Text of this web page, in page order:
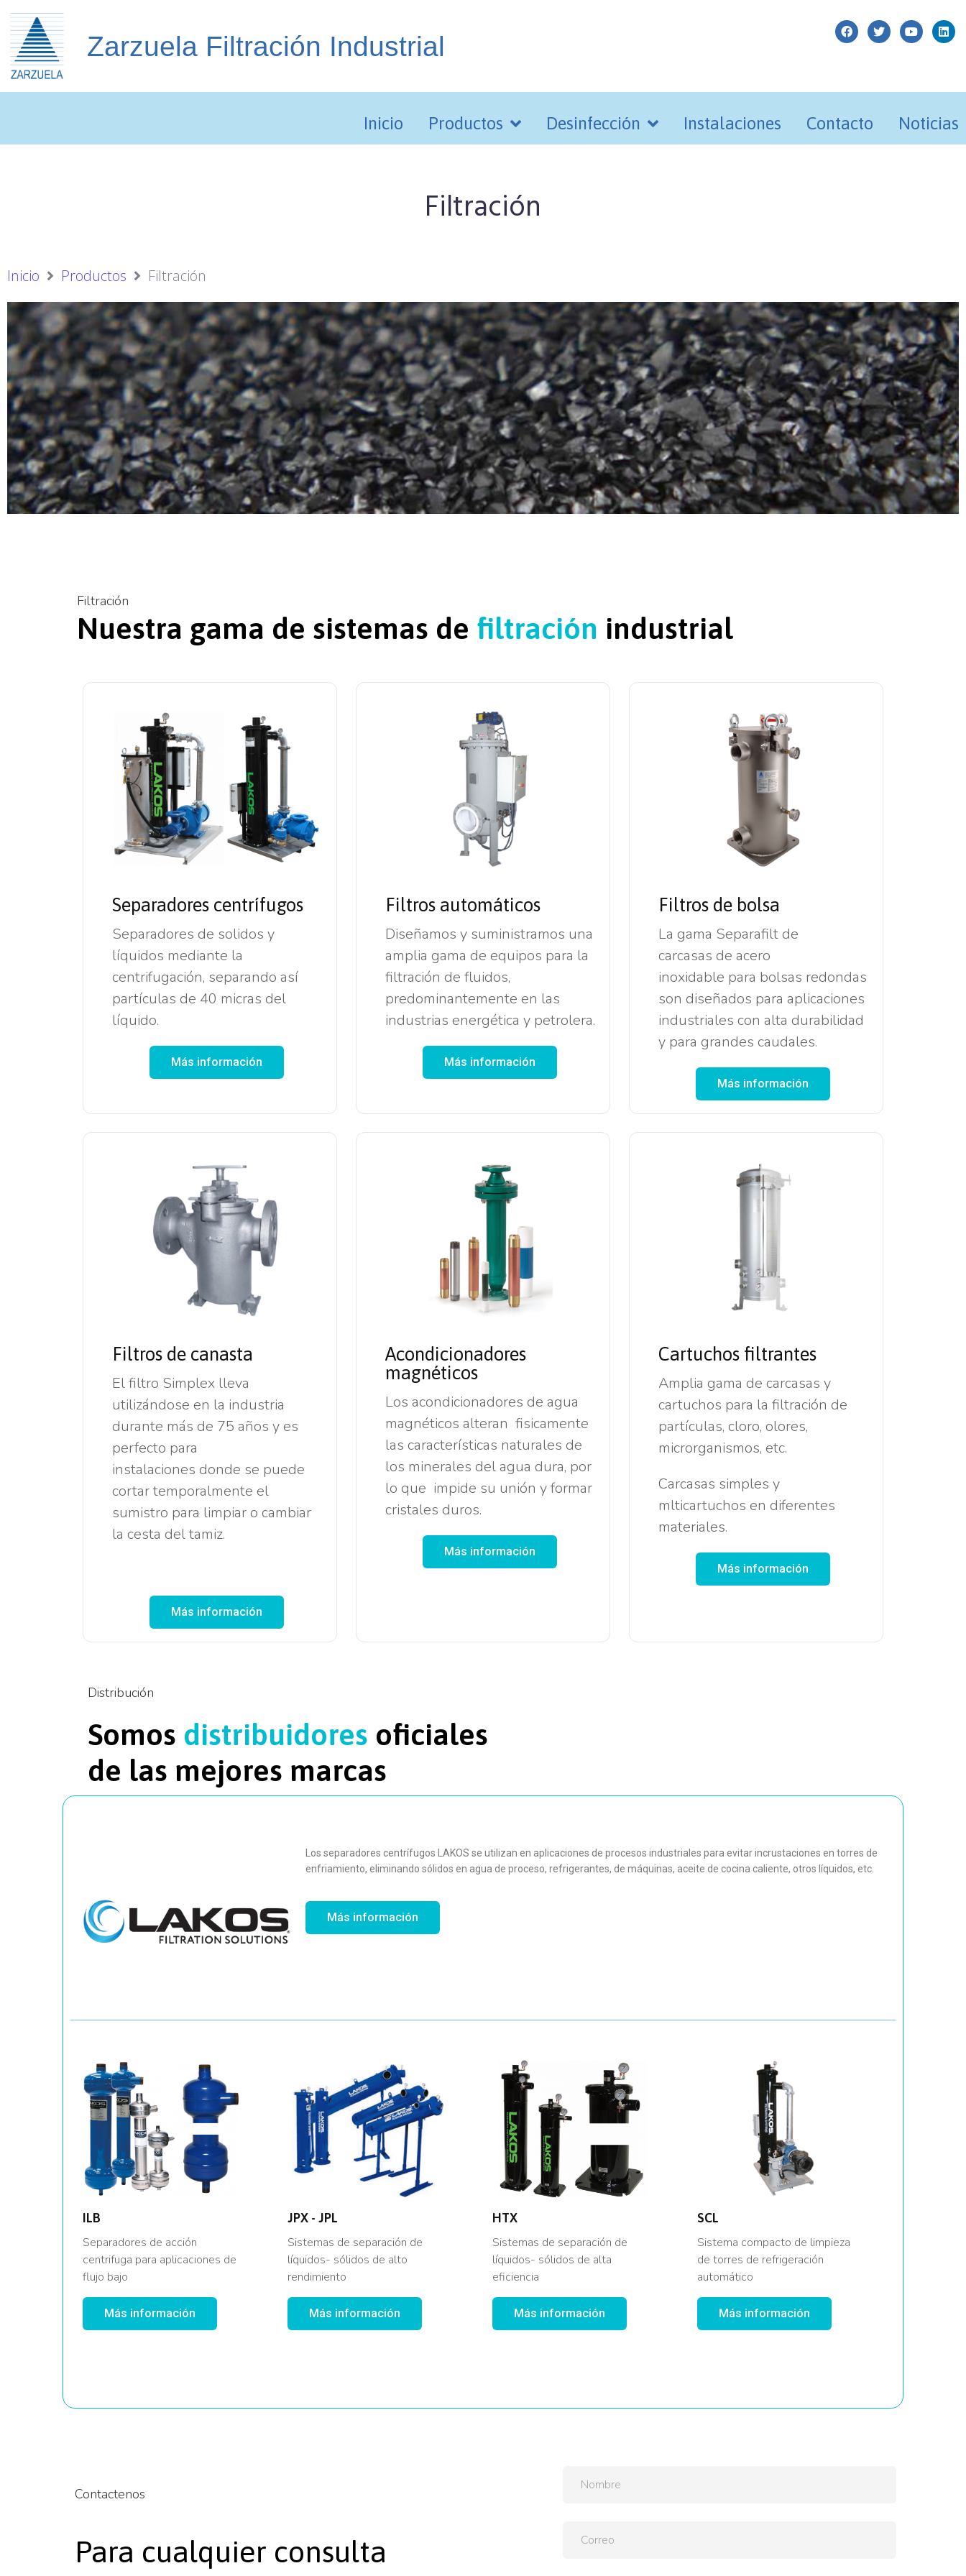
Zarzuela Filtración Industrial
Inicio Productos Desinfección Instalaciones Contacto Noticias
Filtración
Inicio Productos Filtración
Filtración
Nuestra gama de sistemas de filtración industrial
Separadores centrífugos
Separadores de solidos y
líquidos mediante la
centrifugación, separando así
partículas de 40 micras del
líquido.
Más información
Filtros automáticos
Diseñamos y suministramos una
amplia gama de equipos para la
filtración de fluidos,
predominantemente en las
industrias energética y petrolera.
Más información
Filtros de bolsa
La gama Separafilt de
carcasas de acero
inoxidable para bolsas redondas
son diseñados para aplicaciones
industriales con alta durabilidad
y para grandes caudales.
Más información
Filtros de canasta
El filtro Simplex lleva
utilizándose en la industria
durante más de 75 años y es
perfecto para
instalaciones donde se puede
cortar temporalmente el
sumistro para limpiar o cambiar
la cesta del tamiz.
Más información
Acondicionadores
magnéticos
Los acondicionadores de agua
magnéticos alteran fisicamente
las características naturales de
los minerales del agua dura, por
lo que impide su unión y formar
cristales duros.
Más información
Cartuchos filtrantes
Amplia gama de carcasas y
cartuchos para la filtración de
partículas, cloro, olores,
microrganismos, etc.
Carcasas simples y
mlticartuchos en diferentes
materiales.
Más información
Distribución
Somos distribuidores oficiales
de las mejores marcas
Los separadores centrífugos LAKOS se utilizan en aplicaciones de procesos industriales para evitar incrustaciones en torres de
enfriamiento, eliminando sólidos en agua de proceso, refrigerantes, de máquinas, aceite de cocina caliente, otros líquidos, etc.
Más información
ILB
Separadores de acción
centrifuga para aplicaciones de
flujo bajo
Más información
JPX - JPL
Sistemas de separación de
líquidos- sólidos de alto
rendimiento
Más información
HTX
Sistemas de separación de
líquidos- sólidos de alta
eficiencia
Más información
SCL
Sistema compacto de limpieza
de torres de refrigeración
automático
Más información
Contactenos
Para cualquier consulta